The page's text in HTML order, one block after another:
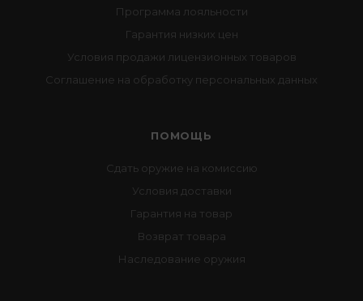
Программа лояльности
Гарантия низких цен
Условия продажи лицензионных товаров
Соглашение на обработку персональных данных
ПОМОЩЬ
Сдать оружие на комиссию
Условия доставки
Гарантия на товар
Возврат товара
Наследование оружия